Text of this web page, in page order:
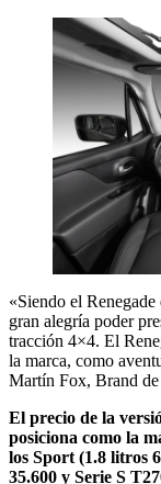
«Siendo el
gran alegría poder
tracción 4×4. El
la marca, como
Martín Fox, Brand de
El precio de la
posiciona como la
los Sport (1.8 litros
35.600 y Serie S